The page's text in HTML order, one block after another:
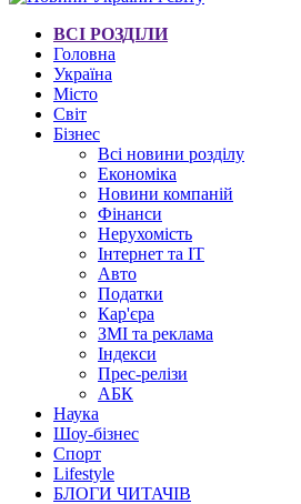
ВСІ РОЗДІЛИ
Головна
Україна
Місто
Світ
Бізнес
Всі новини розділу
Економіка
Новини компаній
Фінанси
Нерухомість
Інтернет та IT
Авто
Податки
Кар'єра
ЗМІ та реклама
Індекси
Прес-релізи
АБК
Наука
Шоу-бізнес
Спорт
Lifestyle
БЛОГИ ЧИТАЧІВ